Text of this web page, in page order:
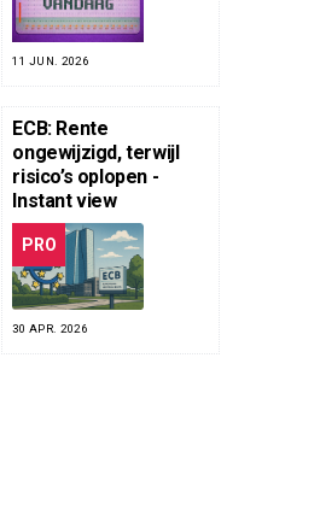
11 JUN. 2026
ECB: Rente
ongewijzigd, terwijl
risico’s oplopen -
Instant view
PRO
30 APR. 2026